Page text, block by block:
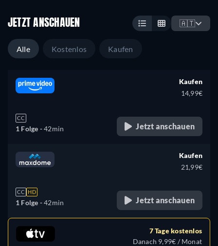
JETZT ANSCHAUEN 🇦🇹
Alle Kostenlos Kaufen
CC
1 Folge -42min
Kaufen
14,99€
Jetzt anschauen
CC HD
1 Folge -42min
Kaufen
21,99€
Jetzt anschauen
7 Tage kostenlos
Danach 9,99€ / Monat